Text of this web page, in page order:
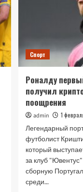
Спорт
Роналду
получил
поощрения
admin 1
Легендарный
футболист
который
за клуб
сборную
среди...